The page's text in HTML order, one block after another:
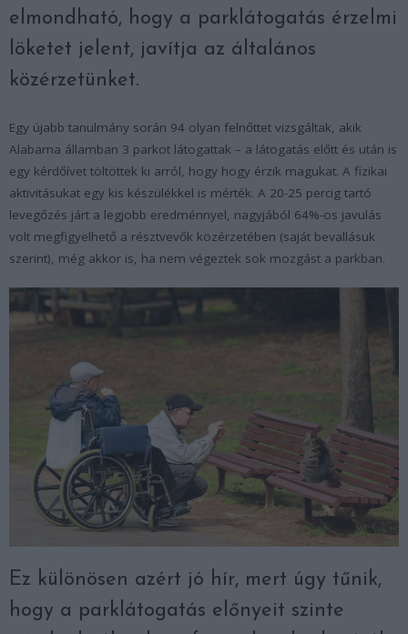
elmondható, hogy a parklátogatás érzelmi
löketet jelent, javítja az általános
közérzetünket.
Egy újabb tanulmány során 94 olyan felnőttet vizsgáltak, akik
Alabama államban 3 parkot látogattak – a látogatás előtt és után is
egy kérdőívet töltöttek ki arról, hogy hogy érzik magukat. A fizikai
aktivitásukat egy kis készülékkel is mérték. A 20-25 percig tartó
levegőzés járt a legjobb eredménnyel, nagyjából 64%-os javulás
volt megfigyelhető a résztvevők közérzetében (saját bevallásuk
szerint), még akkor is, ha nem végeztek sok mozgást a parkban.
Ez különösen azért jó hír, mert úgy tűnik,
hogy a parklátogatás előnyeit szinte